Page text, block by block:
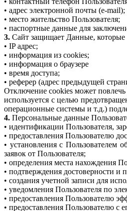
• адрес электронной почты (e-mail);
• место жительство Пользователя;
• паспортные данные для
3. Сайт защищает Данные, которые
• IP адрес;
• информация из cookies;
• информация о браузере
• время доступа;
• реферер (адрес предыдущей
Отключение cookies может повлечь
используется с целью
операционные системы и т.д.)
4. Персональные данные
• идентификации Пользователя,
• предоставления Пользователю
• установления с Пользователем
заявок от Пользователя;
• определения места нахождения
• подтверждения достоверности
• создания учетной записи для
• уведомления Пользователя по
• предоставления Пользователю
• предоставления Пользователю